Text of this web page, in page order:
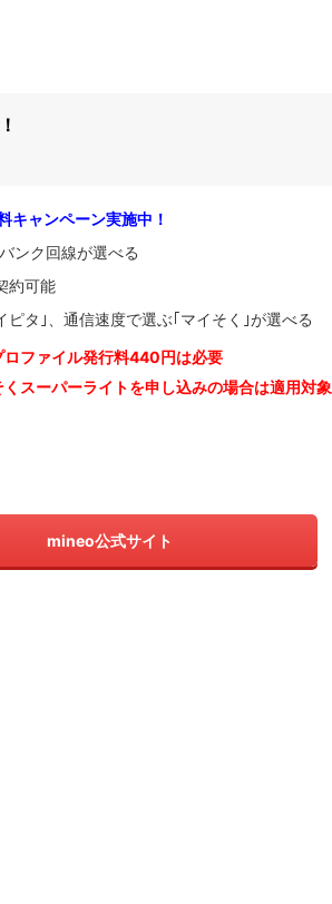
ャンペーン実施中！
ンク回線が選べる
約可能
ピタ｣、通信速度で選ぶ｢マイそく｣が選べる
ファイル発行料440円は必要
スーパーライトを申し込みの場合は適用対象
mineo公式サイト